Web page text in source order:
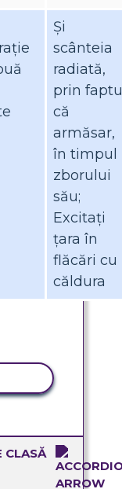
Și
scânteia
radiată,
prin
că
armăsar,
în timpul
zborului
său;
Excitați
țara în
flăcări cu
căldura
CLASĂ